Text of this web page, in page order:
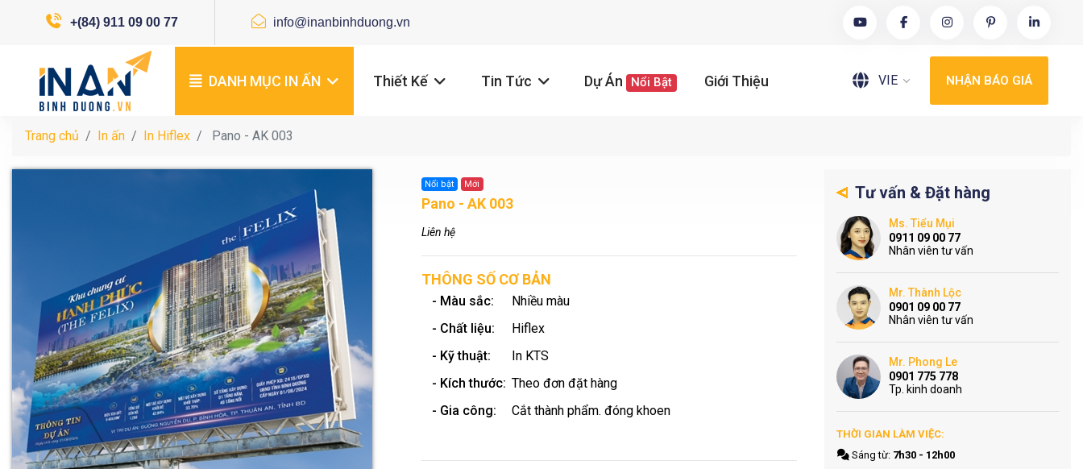
+(84) 911 09 00 77 info@inanbinhduong.vn
DANH MỤC IN ẤN Thiết Kế Tin Tức Dự Án Nổi Bật Giới Thiệu VIE NHẬN BÁO GIÁ
Trang chủ In ấn In Hiflex Pano - AK 003
Nổi bật Mới
Pano - AK 003
Liên hệ
THÔNG SỐ CƠ BẢN
- Màu sắc:
Nhiều màu
- Chất liệu:
Hiflex
- Kỹ thuật:
In KTS
- Kích thước: Theo đơn đặt hàng
- Gia công:
Cắt thành phẩm. đóng khoen
Tư vấn & Đặt hàng
Ms. Tiểu Mụi
0911 09 00 77
Nhân viên tư vấn
Mr. Thành Lộc
0901 09 00 77
Nhân viên tư vấn
Mr. Phong Le
0901 775 778
Tp. kinh doanh
THỜI GIAN LÀM VIỆC:
Sáng từ: 7h30 - 12h00